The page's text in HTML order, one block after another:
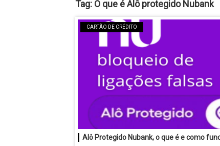
Tag: O que é Alô protegido Nubank
CARTÃO DE CRÉDITO
Alô Protegido Nubank, o que é e como